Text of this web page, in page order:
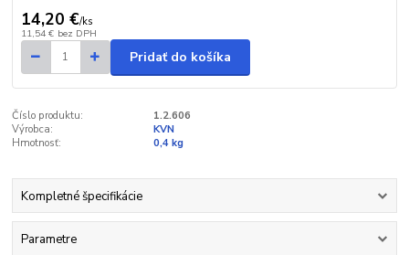
14,20 €/ks
11,54 € bez DPH
Pridať do košíka
Číslo produktu:
1.2.606
Výrobca:
KVN
Hmotnosť:
0,4 kg
Kompletné špecifikácie
Parametre